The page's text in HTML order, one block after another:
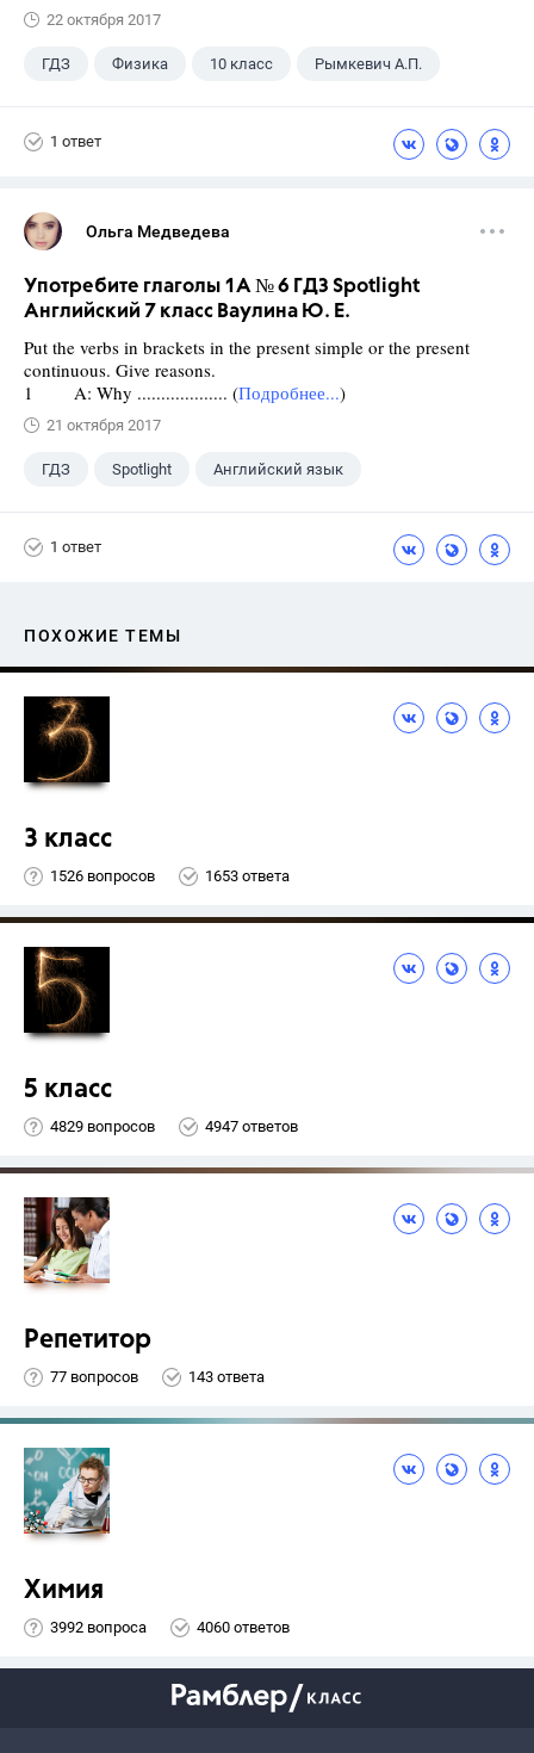
22 октября 2017
ГДЗ Физика 10 класс Рымкевич А.П.
1 ответ
Ольга Медведева
Употребите глаголы 1A № 6 ГДЗ Spotlight
Английский 7 класс Ваулина Ю. Е.
Put the verbs in brackets in the present simple or the present
continuous. Give reasons.
1 A: Why ................... (Подробнее...)
21 октября 2017
ГДЗ Spotlight Английский язык
1 ответ
ПОХОЖИЕ ТЕМЫ
3 класс
1526 вопросов 1653 ответа
5 класс
4829 вопросов 4947 ответов
Репетитор
77 вопросов 143 ответа
Химия
3992 вопроса 4060 ответов